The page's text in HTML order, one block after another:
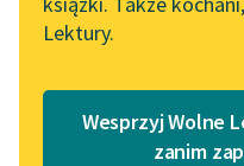
Nowy audiobook –
„Marzenie o Oriencie”
Lektury.
Wesprzyj Wolne
zanim